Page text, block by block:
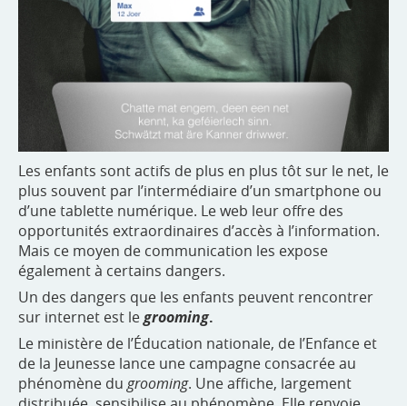
Les enfants sont actifs de plus en plus tôt sur le net, le
plus souvent par l’intermédiaire d’un smartphone ou
d’une tablette numérique. Le web leur offre des
opportunités extraordinaires d’accès à l’information.
Mais ce moyen de communication les expose
également à certains dangers.
Un des dangers que les enfants peuvent rencontrer
sur internet est legrooming.
Le ministère de l’Éducation nationale, de l’Enfance et
de la Jeunesse lance une campagne consacrée au
phénomène du grooming. Une affiche, largement